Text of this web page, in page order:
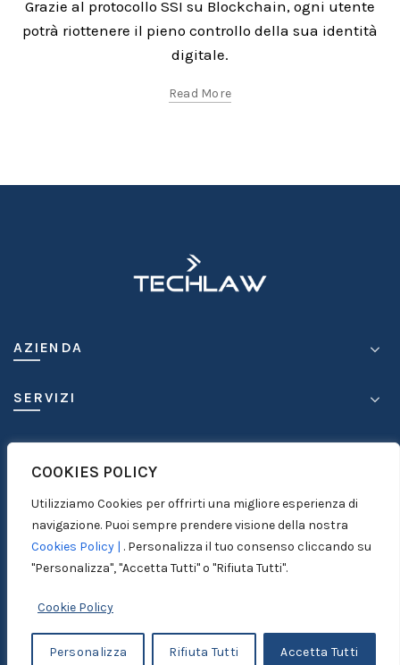
COOKIES POLICY
Utilizziamo Cookies per offrirti una migliore esperienza di
navigazione. Puoi sempre prendere visione della nostra
Cookies Policy | . Personalizza il tuo consenso cliccando su
"Personalizza", "Accetta Tutti" o "Rifiuta Tutti".
Cookie Policy
Personalizza Rifiuta Tutti Accetta Tutti
Grazie al protocollo SSI su Blockchain, ogni utente
potrà riottenere il pieno controllo della sua identità
digitale.
Read More
AZIENDA
SERVIZI
COMPETENZE
MEDIA
CONTATTI
© 1999-2026ICC S.r.l. - P. IVA 03950630875 |
Disclaimer |
Privacy Policy | Credits